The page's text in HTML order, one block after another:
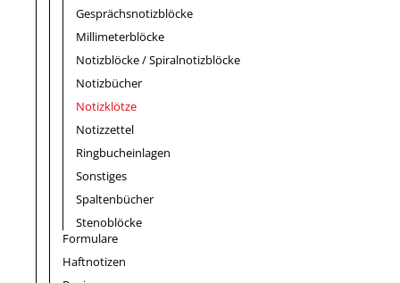
Gesprächsnotizblöcke
Millimeterblöcke
Notizblöcke / Spiralnotizblöcke
Notizbücher
Notizklötze
Notizzettel
Ringbucheinlagen
Sonstiges
Spaltenbücher
Stenoblöcke
Formulare
Haftnotizen